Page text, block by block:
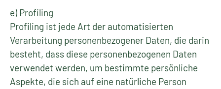
e) Profiling
Profiling ist jede Art der automatisierten
Verarbeitung personenbezogener Daten, die darin
besteht, dass diese personenbezogenen Daten
verwendet werden, um bestimmte persönliche
Aspekte, die sich auf eine natürliche Person